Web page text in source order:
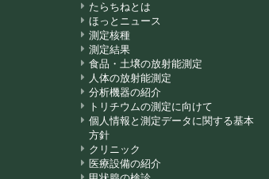
たらちねとは
ほっとニュース
測定核種
測定結果
食品・土壌の放射能測定
人体の放射能測定
分析機器の紹介
トリチウムの測定に向けて
個人情報と測定データに関する基本
方針
クリニック
医療設備の紹介